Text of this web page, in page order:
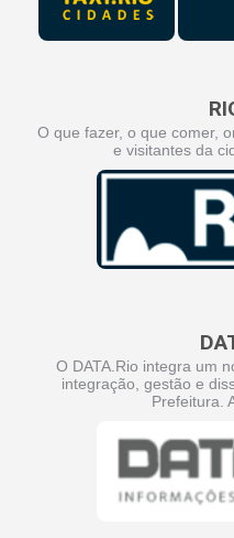
O que fazer, o que comer,
e visitantes da
O DATA.Rio integra um
integração, gestão e
Prefeitura.